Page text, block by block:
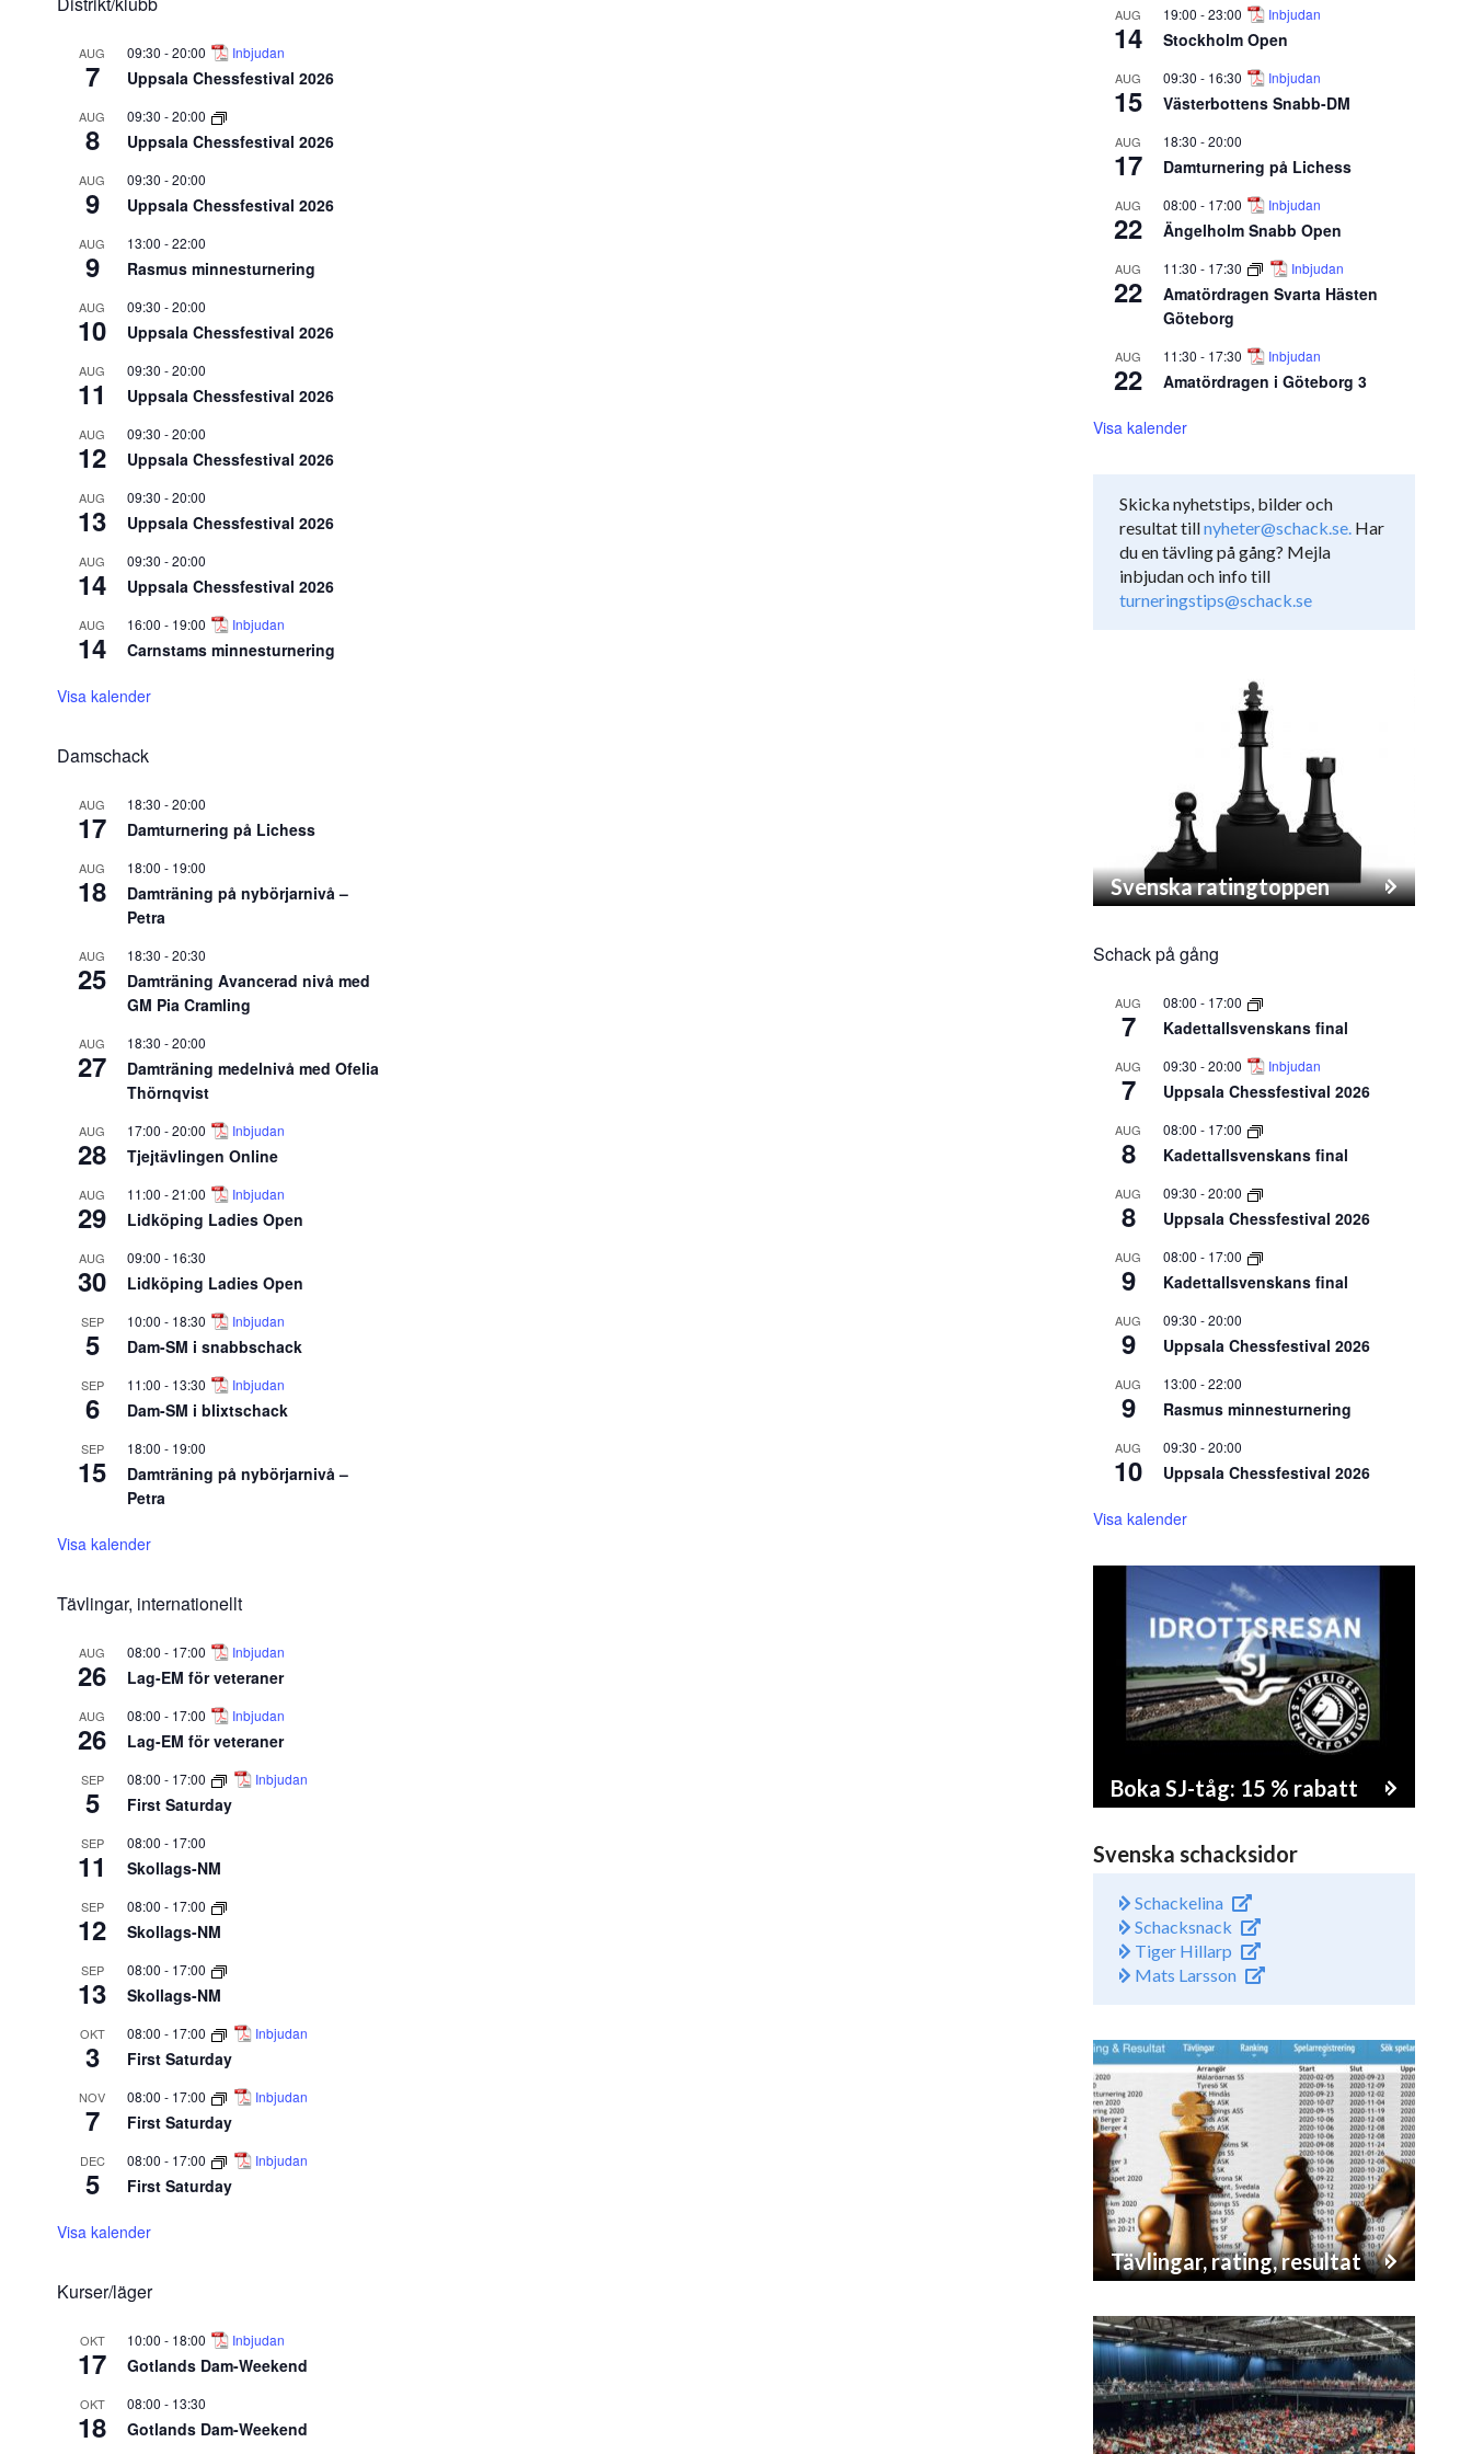
AUG
7
09:30 -20:00 Inbjudan
Uppsala Chessfestival 2026
AUG
8
09:30 -20:00
Uppsala Chessfestival 2026
AUG
9
09:30 -20:00
Uppsala Chessfestival 2026
AUG
9
13:00 -22:00
Rasmus minnesturnering
AUG
10
09:30 -20:00
Uppsala Chessfestival 2026
AUG
11
09:30 -20:00
Uppsala Chessfestival 2026
AUG
12
09:30 -20:00
Uppsala Chessfestival 2026
AUG
13
09:30 -20:00
Uppsala Chessfestival 2026
AUG
14
09:30 -20:00
Uppsala Chessfestival 2026
AUG
14
16:00 - 19:00 Inbjudan
Carnstams minnesturnering
Visa kalender
Damschack
AUG
17
18:30 -20:00
Damturnering på Lichess
AUG
18
18:00 - 19:00
Damträning på nybörjarnivå –
Petra
AUG
25
18:30 -20:30
Damträning Avancerad nivå med
GM Pia Cramling
AUG
27
18:30 -20:00
Damträning medelnivå med Ofelia
Thörnqvist
AUG
28
17:00 -20:00 Inbjudan
Tjejtävlingen Online
AUG
29
11:00 -21:00 Inbjudan
Lidköping Ladies Open
AUG
30
09:00 - 16:30
Lidköping Ladies Open
SEP
5
10:00 - 18:30 Inbjudan
Dam-SM i snabbschack
SEP
6
11:00 - 13:30 Inbjudan
Dam-SM i blixtschack
SEP
15
18:00 - 19:00
Damträning på nybörjarnivå –
Petra
Visa kalender
Tävlingar, internationellt
AUG
26
08:00 - 17:00 Inbjudan
Lag-EM för veteraner
AUG
26
08:00 - 17:00 Inbjudan
Lag-EM för veteraner
SEP
5
08:00 - 17:00 Inbjudan
First Saturday
SEP
11
08:00 - 17:00
Skollags-NM
SEP
12
08:00 - 17:00
Skollags-NM
SEP
13
08:00 - 17:00
Skollags-NM
OKT
3
08:00 - 17:00 Inbjudan
First Saturday
NOV
7
08:00 - 17:00 Inbjudan
First Saturday
DEC
5
08:00 - 17:00 Inbjudan
First Saturday
Visa kalender
Kurser/läger
OKT
17
10:00 - 18:00 Inbjudan
Gotlands Dam-Weekend
OKT
18
08:00 - 13:30
Gotlands Dam-Weekend
AUG
14
19:00 -23:00 Inbjudan
Stockholm Open
AUG
15
09:30 - 16:30 Inbjudan
Västerbottens Snabb-DM
AUG
17
18:30 -20:00
Damturnering på Lichess
AUG
22
08:00 - 17:00 Inbjudan
Ängelholm Snabb Open
AUG
22
11:30 - 17:30 Inbjudan
Amatördragen Svarta Hästen
Göteborg
AUG
22
11:30 - 17:30 Inbjudan
Amatördragen i Göteborg 3
Visa kalender
Skicka nyhetstips, bilder och
resultat tillnyheter@schack.se. Har
du en tävling på gång? Mejla
inbjudan och info till
turneringstips@schack.se
Svenska ratingtoppen
Schack på gång
AUG
7
08:00 - 17:00
Kadettallsvenskans final
AUG
7
09:30 -20:00 Inbjudan
Uppsala Chessfestival 2026
AUG
8
08:00 - 17:00
Kadettallsvenskans final
AUG
8
09:30 -20:00
Uppsala Chessfestival 2026
AUG
9
08:00 - 17:00
Kadettallsvenskans final
AUG
9
09:30 -20:00
Uppsala Chessfestival 2026
AUG
9
13:00 -22:00
Rasmus minnesturnering
AUG
10
09:30 -20:00
Uppsala Chessfestival 2026
Visa kalender
Boka SJ-tåg: 15 % rabatt
Svenska schacksidor
Schackelina
Schacksnack
Tiger Hillarp
Mats Larsson
Tävlingar, rating, resultat